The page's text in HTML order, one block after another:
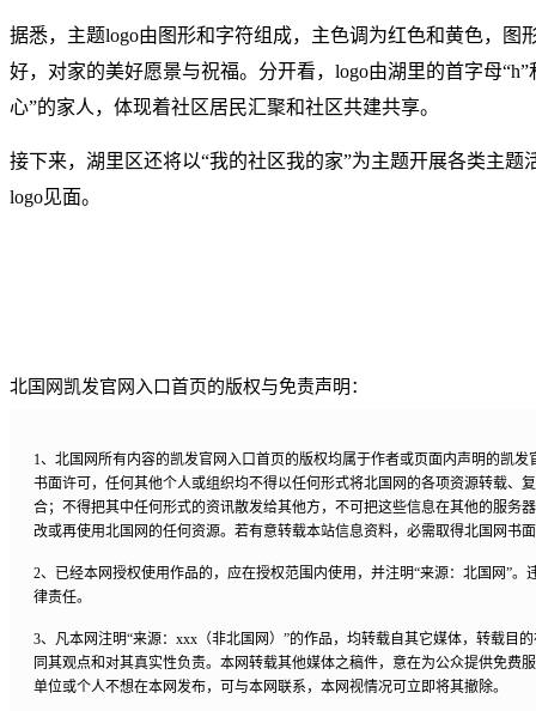
据悉，主题logo由图形和字符组成，主色调为红色和黄色，图
好，对家的美好愿景与祝福。分开看，logo由湖里的首字母
心”的家人，体现着社区居民汇聚和社区共建共享。
接下来，湖里区还将以“我的社区我的家”为主题开展各类主题
logo见面。
北国网凯发官网入口首页的版权与免责声明：
1、北国网所有内容的凯发官网入口首页的版权均属于作者或页面内声明的凯
书面许可，任何其他个人或组织均不得以任何形式将北国网的各项资源转载、
合；不得把其中任何形式的资讯散发给其他方，不可把这些信息在其他的服务
改或再使用北国网的任何资源。若有意转载本站信息资料，必需取得北国网书
2、已经本网授权使用作品的，应在授权范围内使用，并注明“来源：北国网”
律责任。
3、凡本网注明“来源：xxx（非北国网）”的作品，均转载自其它媒体，转载目
同其观点和对其真实性负责。本网转载其他媒体之稿件，意在为公众提供免费
单位或个人不想在本网发布，可与本网联系，本网视情况可立即将其撤除。